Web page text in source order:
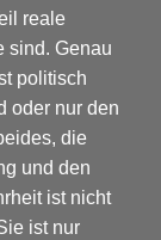
reale
sind. Genau
politisch
oder nur den
die
und den
ist nicht
ist nur